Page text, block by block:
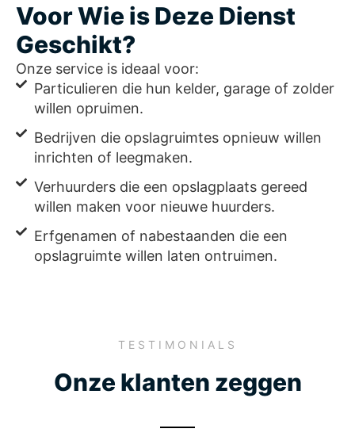
Voor Wie is Deze Dienst
Geschikt?
Onze service is ideaal voor:
Particulieren die hun kelder, garage of zolder
willen opruimen.
Bedrijven die opslagruimtes opnieuw willen
inrichten of leegmaken.
Verhuurders die een opslagplaats gereed
willen maken voor nieuwe huurders.
Erfgenamen of nabestaanden die een
opslagruimte willen laten ontruimen.
TESTIMONIALS
Onze klanten zeggen